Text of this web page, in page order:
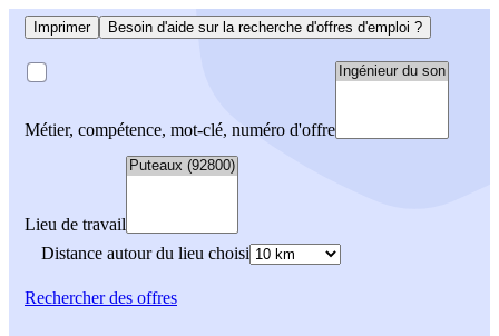
Imprimer Besoin d'aide sur la recherche d'offres d'emploi ?
Métier, compétence, mot-clé, numéro d'offre
Lieu de travail
Distance autour du lieu choisi
Rechercherdes offres